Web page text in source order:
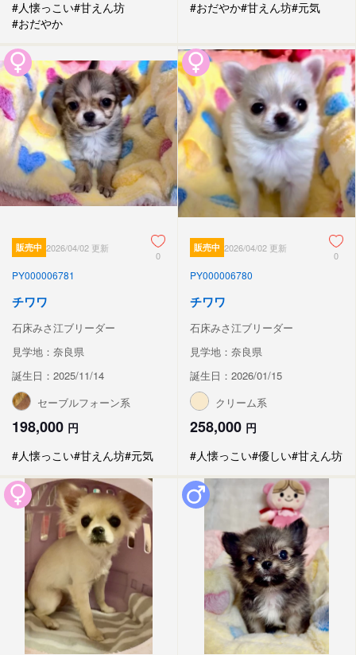
#人懐っこい#甘えん坊
#おだやか
#おだやか#甘えん坊#元気
販売中 2026/04/02 更新
0
PY000006781
チワワ
石床みさ江ブリーダー
見学地：奈良県
誕生日：2025/11/14
セーブルフォーン系
198,000 円
#人懐っこい#甘えん坊#元気
販売中 2026/04/02 更新
0
PY000006780
チワワ
石床みさ江ブリーダー
見学地：奈良県
誕生日：2026/01/15
クリーム系
258,000 円
#人懐っこい#優しい#甘えん坊